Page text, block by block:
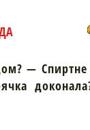
— Спиртне